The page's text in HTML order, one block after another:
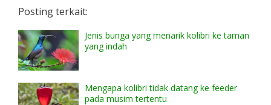
Posting terkait:
Jenis bunga yang menarik kolibri ke taman
yang indah
Mengapa kolibri tidak datang ke feeder
pada musim tertentu